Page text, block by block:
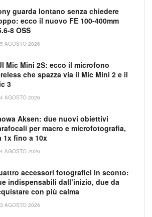
guarda lontano senza chiedere
ecco il nuovo FE 100-400mm
8 OSS
5 AGOSTO 2026
Mic Mini 2S: ecco il microfono
che spazza via il Mic Mini 2 e il
3
4 AGOSTO 2026
Aksen: due nuovi obiettivi
per macro e microfotografia,
1x fino a 10x
4 AGOSTO 2026
accessori fotografici in sconto:
indispensabili dall’inizio, due da
con più calma
3 AGOSTO 2026